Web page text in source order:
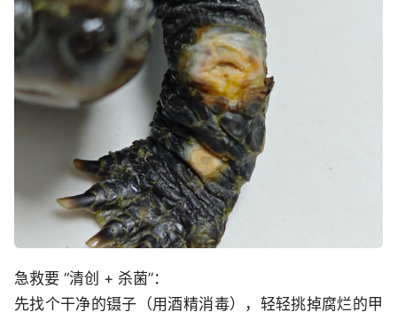
急救要 “清创 + 杀菌”：
先找个干净的镊子（用酒精消毒），轻轻挑掉腐烂的甲